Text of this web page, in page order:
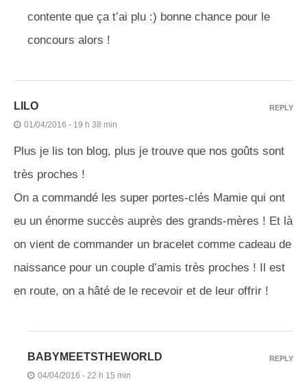
contente que ça t’ai plu :) bonne chance pour le
concours alors !
LILO
01/04/2016 - 19 h 38 min
Plus je lis ton blog, plus je trouve que nos goûts sont
très proches !
On a commandé les super portes-clés Mamie qui ont
eu un énorme succès auprès des grands-mères ! Et là
on vient de commander un bracelet comme cadeau de
naissance pour un couple d’amis très proches ! Il est
en route, on a hâté de le recevoir et de leur offrir !
REPLY
BABYMEETSTHEWORLD
04/04/2016 - 22 h 15 min
REPLY